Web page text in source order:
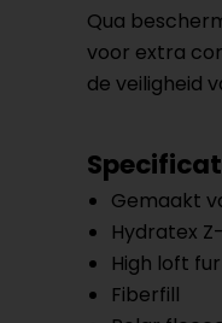
Qua
voor extra
de veiligheid
Gemaakt
Hydratex
High loft
Fiberfill